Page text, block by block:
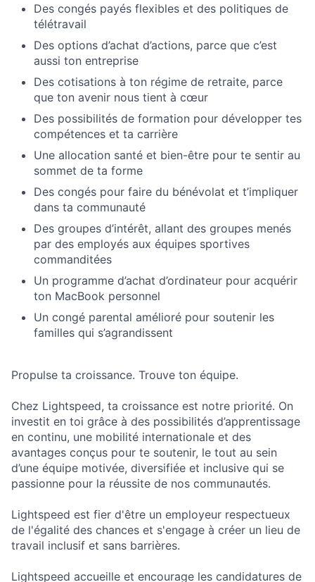
Des congés payés flexibles et des politiques de
télétravail
Des options d’achat d’actions, parce que c’est
aussi ton entreprise
Des cotisations à ton régime de retraite, parce
que ton avenir nous tient à cœur
Des possibilités de formation pour développer tes
compétences et ta carrière
Une allocation santé et bien-être pour te sentir au
sommet de ta forme
Des congés pour faire du bénévolat et t’impliquer
dans ta communauté
Des groupes d’intérêt, allant des groupes menés
par des employés aux équipes sportives
commanditées
Un programme d’achat d’ordinateur pour acquérir
ton MacBook personnel
Un congé parental amélioré pour soutenir les
familles qui s’agrandissent
Propulse ta croissance. Trouve ton équipe.
Chez Lightspeed, ta croissance est notre priorité. On
investit en toi grâce à des possibilités d’apprentissage
en continu, une mobilité internationale et des
avantages conçus pour te soutenir, le tout au sein
d’une équipe motivée, diversifiée et inclusive qui se
passionne pour la réussite de nos communautés.
Lightspeed est fier d'être un employeur respectueux
de l'égalité des chances et s'engage à créer un lieu de
travail inclusif et sans barrières.
Lightspeed accueille et encourage les candidatures de